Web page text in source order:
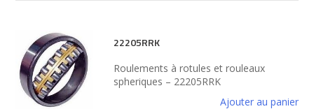
22205RRK
Roulements à rotules et rouleaux
spheriques – 22205RRK
Ajouter au panier